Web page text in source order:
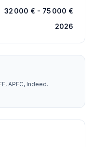
32 000 € - 75 000 €
2026
APEC, Indeed.